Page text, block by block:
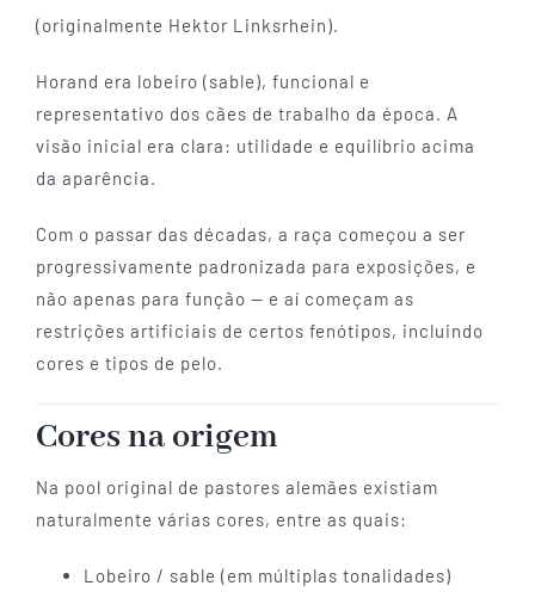
(originalmente Hektor Linksrhein).
Horand era lobeiro (sable), funcional e
representativo dos cães de trabalho da época. A
visão inicial era clara: utilidade e equilíbrio acima
da aparência.
Com o passar das décadas, a raça começou a ser
progressivamente padronizada para exposições, e
não apenas para função — e aí começam as
restrições artificiais de certos fenótipos, incluindo
cores e tipos de pelo.
Cores na origem
Na pool original de pastores alemães existiam
naturalmente várias cores, entre as quais:
Lobeiro / sable (em múltiplas tonalidades)